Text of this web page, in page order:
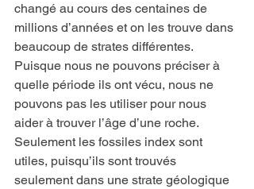
changé au cours des centaines de
millions d’années et on les trouve dans
beaucoup de strates différentes.
Puisque nous ne pouvons préciser à
quelle période ils ont vécu, nous ne
pouvons pas les utiliser pour nous
aider à trouver l’âge d’une roche.
Seulement les fossiles index sont
utiles, puisqu’ils sont trouvés
seulement dans une strate géologique